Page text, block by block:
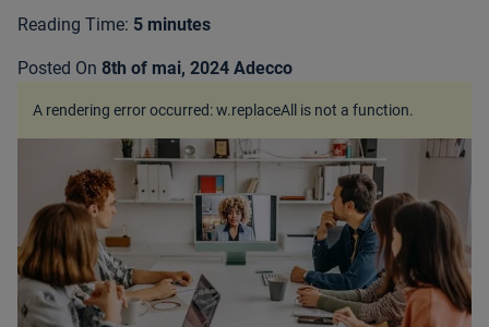
Reading Time: 5 minutes
Posted On 8th of mai, 2024 Adecco
A rendering error occurred:w.replaceAll is not a function.